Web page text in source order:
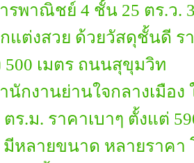
รพาณิชย์ 4 ชั้น 25 ตร.ว.
แต่งสวย ด้วยวัสดุชั้นดี รา
500 เมตร ถนนสุขุมวิท
นักงานย่านใจกลางเมือง
ตร.ม. ราคาเบาๆ ตั้งแต่
มีหลายขนาด หลายราคา